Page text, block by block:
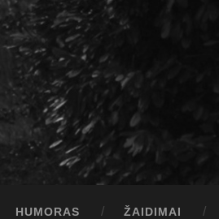
HUMORAS ŽAIDIMAI